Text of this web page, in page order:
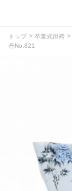
トップ 卒業式用袴
丹No.821